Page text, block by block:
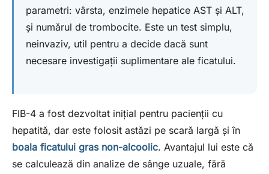
parametri: vârsta, enzimele hepatice AST și ALT,
și numărul de trombocite. Este un test simplu,
neinvaziv, util pentru a decide dacă sunt
necesare investigații suplimentare ale ficatului.
FIB-4 a fost dezvoltat inițial pentru pacienții cu
hepatită, dar este folosit astăzi pe scară largă și în
boala ficatului gras non-alcoolic. Avantajul lui este că
se calculează din analize de sânge uzuale, fără